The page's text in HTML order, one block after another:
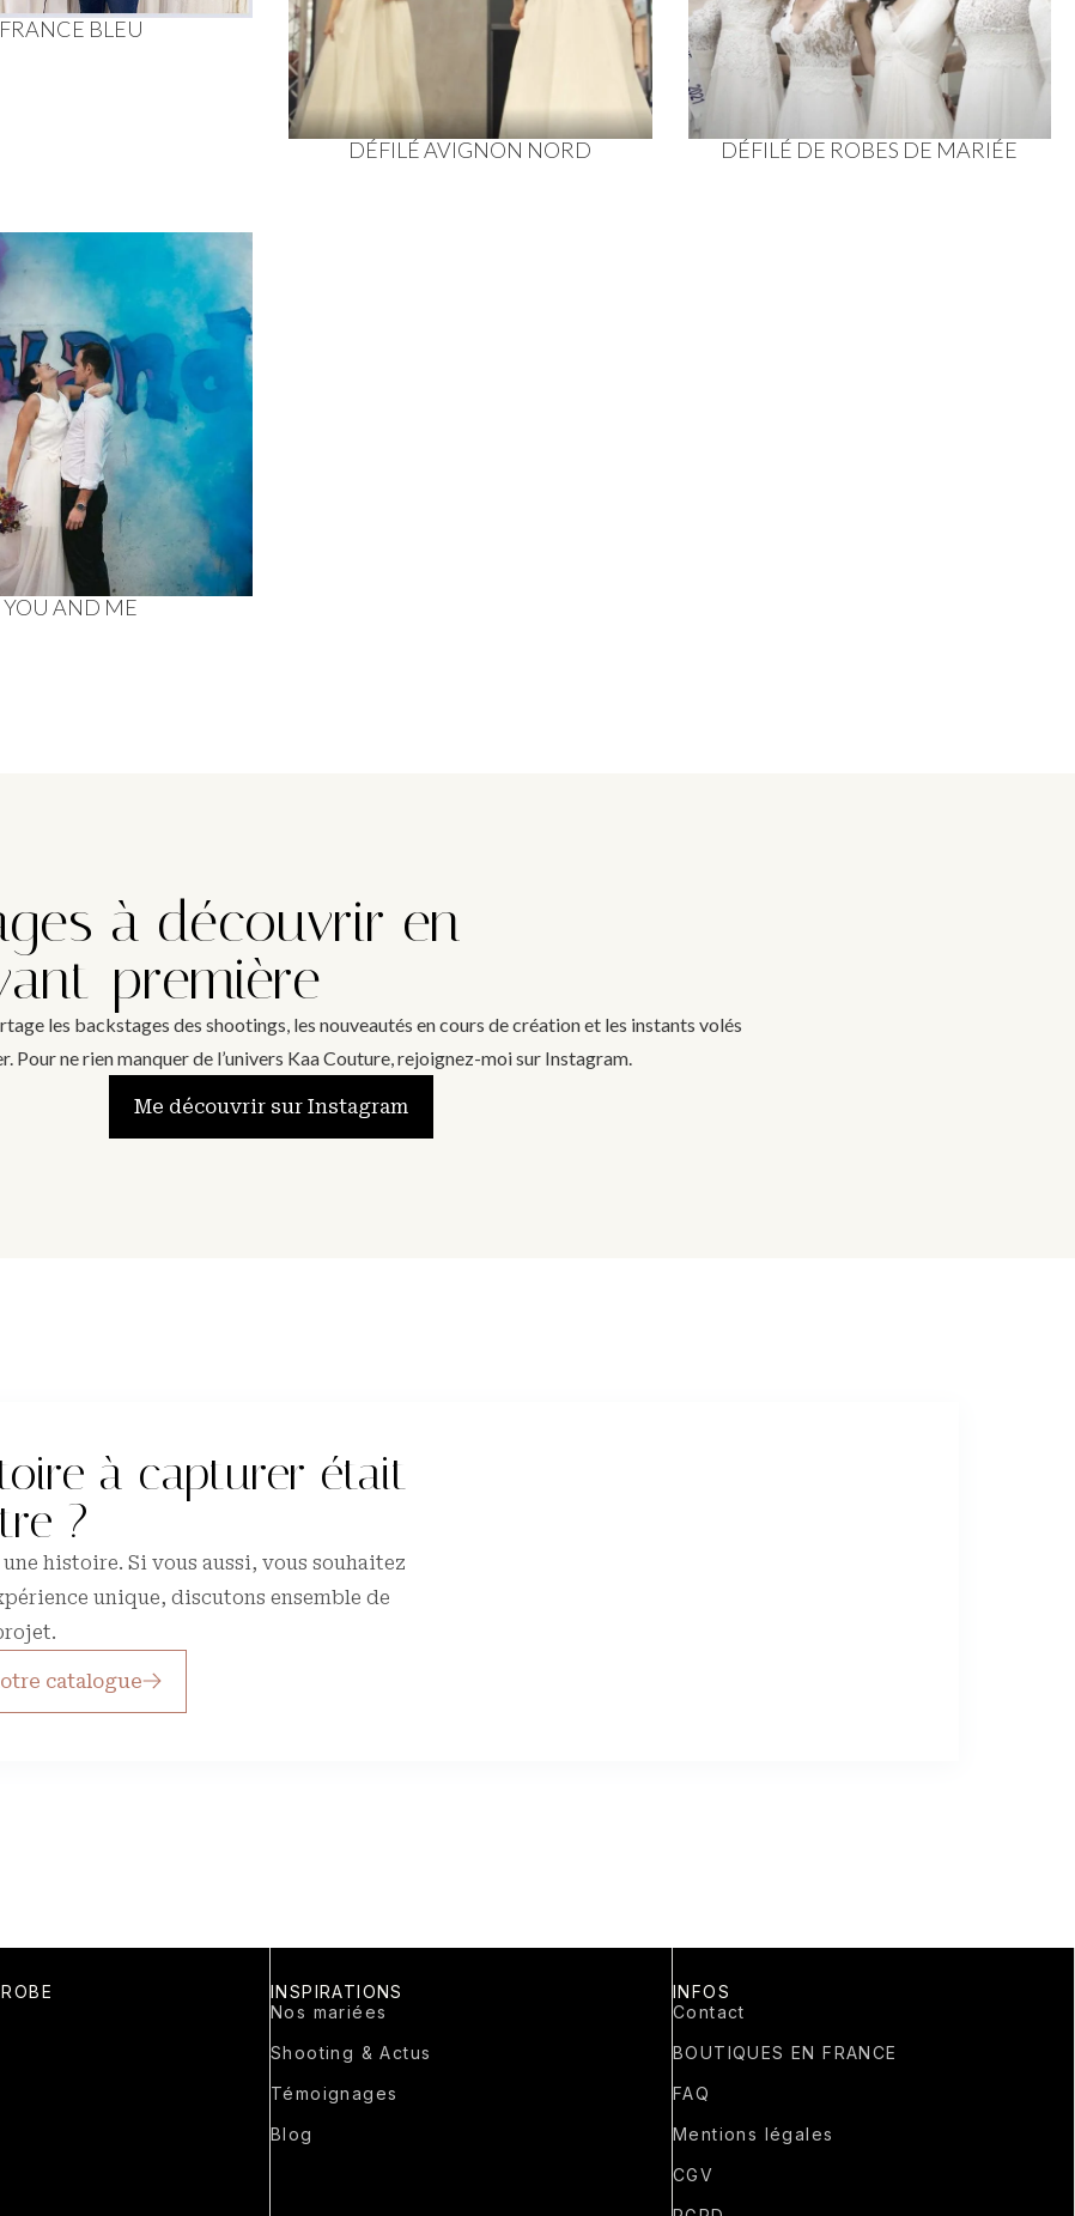
FRANCE BLEU
DÉFILÉ AVIGNON NORD DÉFILÉ DE ROBES DE MARIÉE
YOU AND ME
à découvrir en
première
les backstages des shootings, les nouveautés en cours de création et les instants volés
Pour ne rien manquer de l’univers Kaa Couture, rejoignez-moi sur Instagram.
Me découvrir sur Instagram
à capturer était
?
histoire. Si vous aussi, vous souhaitez
unique, discutons ensemble de
catalogue
INSPIRATIONS
Nos mariées
Shooting & Actus
Témoignages
Blog
INFOS
Contact
BOUTIQUES EN FRANCE
FAQ
Mentions légales
CGV